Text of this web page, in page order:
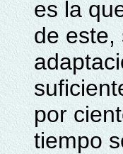
es la
de este,
por
tiempo